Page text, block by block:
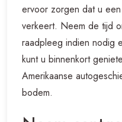
ervoor zorgen dat u
verkeert. Neem de tijd
raadpleeg indien nodig
kunt u binnenkort
Amerikaanse
bodem.